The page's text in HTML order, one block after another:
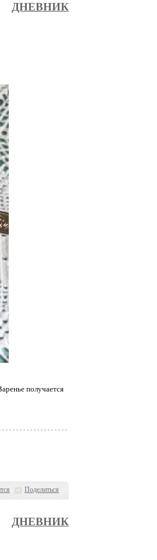
Поделиться
ДНЕВНИК
получается
ДНЕВНИК